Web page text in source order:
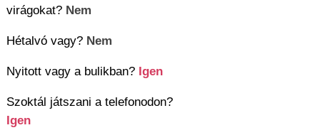
virágokat? Nem
Hétalvó vagy? Nem
Nyitott vagy a bulikban? Igen
Szoktál játszani a telefonodon?
Igen